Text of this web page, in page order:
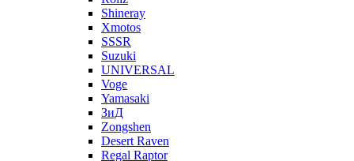
Shineray
Xmotos
SSSR
Suzuki
UNIVERSAL
Voge
Yamasaki
ЗиД
Zongshen
Desert Raven
Regal Raptor